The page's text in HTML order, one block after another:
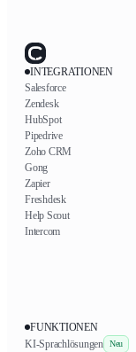
INTEGRATIONEN
Salesforce
Zendesk
HubSpot
Pipedrive
Zoho CRM
Gong
Zapier
Freshdesk
Help Scout
Intercom
FUNKTIONEN
KI-Sprachlösungen
Neu